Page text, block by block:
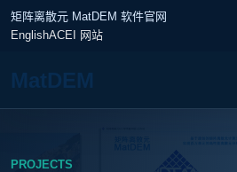
矩阵离散元 MatDEM 软件官网
EnglishACEI 网站
MatDEM
PROJECTS